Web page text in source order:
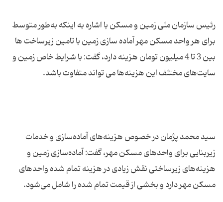
رئیس سازمان ملی زمین و مسکن با اشاره به اینکه به‌طور متوسط
برای هر واحد مسکن مهر آماده سازی زمین با تامین زیرساخت ها
بین 3 تا 4 میلیون تومان هزینه دارد، گفت: با شرایط خاص زمین و
سید محمد پژمان در خصوص هزینه‌های آماده‌سازی و خدمات
زیربنایی برای واحدهای مسکن مهر، گفت: آماده‌سازی زمین و
هزینه‌های زیرساختی نقش زیادی در هزینه تمام شده واحدهای